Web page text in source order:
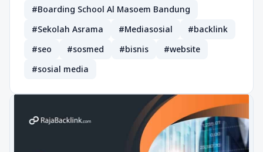
#Boarding School Al Masoem Bandung
#Sekolah Asrama
#Mediasosial
#backlink
#seo
#sosmed #bisnis
#website
#sosial media